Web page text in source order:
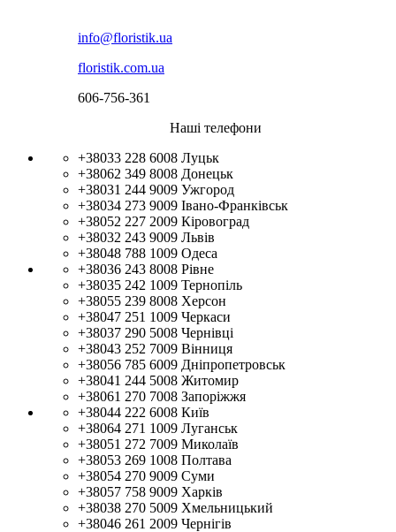
info@floristik.ua
floristik.com.ua
606-756-361
Наші телефони
+38033 228 6008 Луцьк
+38062 349 8008 Донецьк
+38031 244 9009 Ужгород
+38034 273 9009 Івано-Франківськ
+38052 227 2009 Кіровоград
+38032 243 9009 Львів
+38048 788 1009 Одеса
+38036 243 8008 Рівне
+38035 242 1009 Тернопіль
+38055 239 8008 Херсон
+38047 251 1009 Черкаси
+38037 290 5008 Чернівці
+38043 252 7009 Вінниця
+38056 785 6009 Дніпропетровськ
+38041 244 5008 Житомир
+38061 270 7008 Запоріжжя
+38044 222 6008 Київ
+38064 271 1009 Луганськ
+38051 272 7009 Миколаїв
+38053 269 1008 Полтава
+38054 270 9009 Суми
+38057 758 9009 Харків
+38038 270 5009 Хмельницький
+38046 261 2009 Чернігів